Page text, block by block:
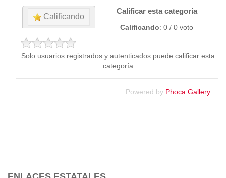
Calificando
Calificar esta categoría
Calificando: 0 / 0 voto
Solo usuarios registrados y autenticados puede calificar esta
categoría
Powered by Phoca Gallery
2019
2015
2013